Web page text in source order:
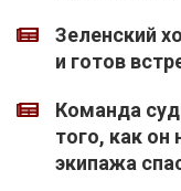
Зеленский
и готов
Команда
того, как он
экипажа